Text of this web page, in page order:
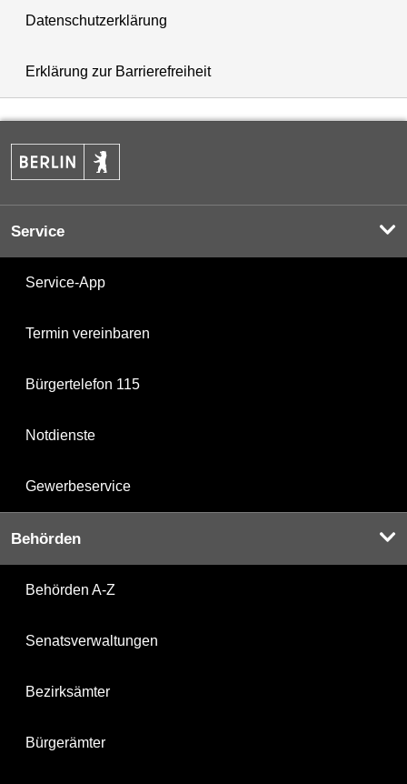
Datenschutzerklärung
Erklärung zur Barrierefreiheit
Service
Service-App
Termin vereinbaren
Bürgertelefon 115
Notdienste
Gewerbeservice
Behörden
Behörden A-Z
Senatsverwaltungen
Bezirksämter
Bürgerämter